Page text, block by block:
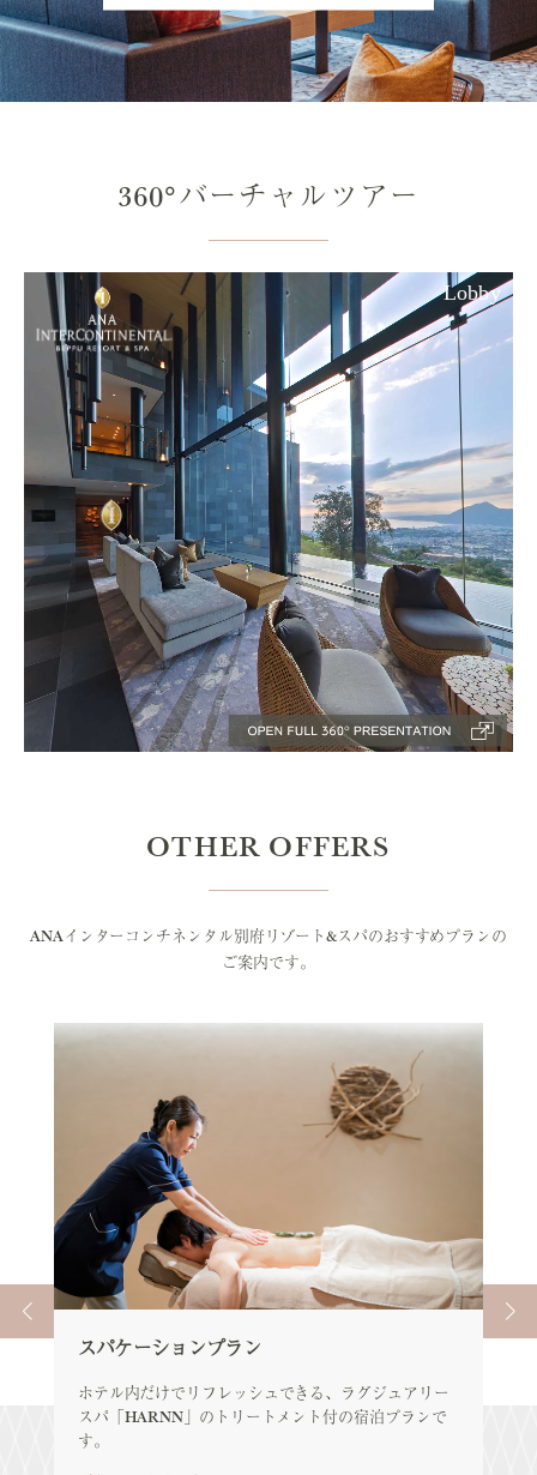
360°バーチャルツアー
OTHER OFFERS
ANAインターコンチネンタル別府リゾート&スパのおすすめプランの
ご案内です。
スパケーションプラン
ホテル内だけでリフレッシュできる、ラグジュアリー
スパ「HARNN」のトリートメント付の宿泊プランで
す。
エ